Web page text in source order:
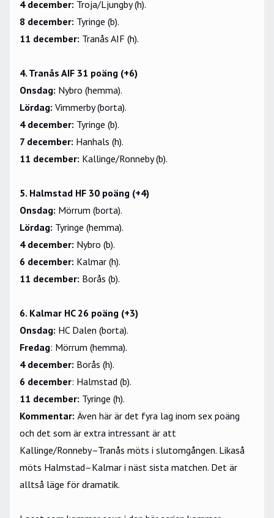
4 december: Troja/Ljungby (h).
8 december: Tyringe (b).
11 december: Tranås AIF (h).
4. Tranås AIF 31 poäng (+6)
Onsdag: Nybro (hemma).
Lördag: Vimmerby (borta).
4 december: Tyringe (b).
7 december: Hanhals (h).
11 december: Kallinge/Ronneby (b).
5. Halmstad HF 30 poäng (+4)
Onsdag: Mörrum (borta).
Lördag: Tyringe (hemma).
4 december: Nybro (b).
6 december: Kalmar (h).
11 december: Borås (b).
6. Kalmar HC 26 poäng (+3)
Onsdag: HC Dalen (borta).
Fredag: Mörrum (hemma).
4 december: Borås (h).
6 december: Halmstad (b).
11 december: Tyringe (h).
Kommentar: Även här är det fyra lag inom sex poäng
och det som är extra intressant är att
Kallinge/Ronneby–Tranås möts i slutomgången. Likaså
möts Halmstad–Kalmar i näst sista matchen. Det är
alltså läge för dramatik.